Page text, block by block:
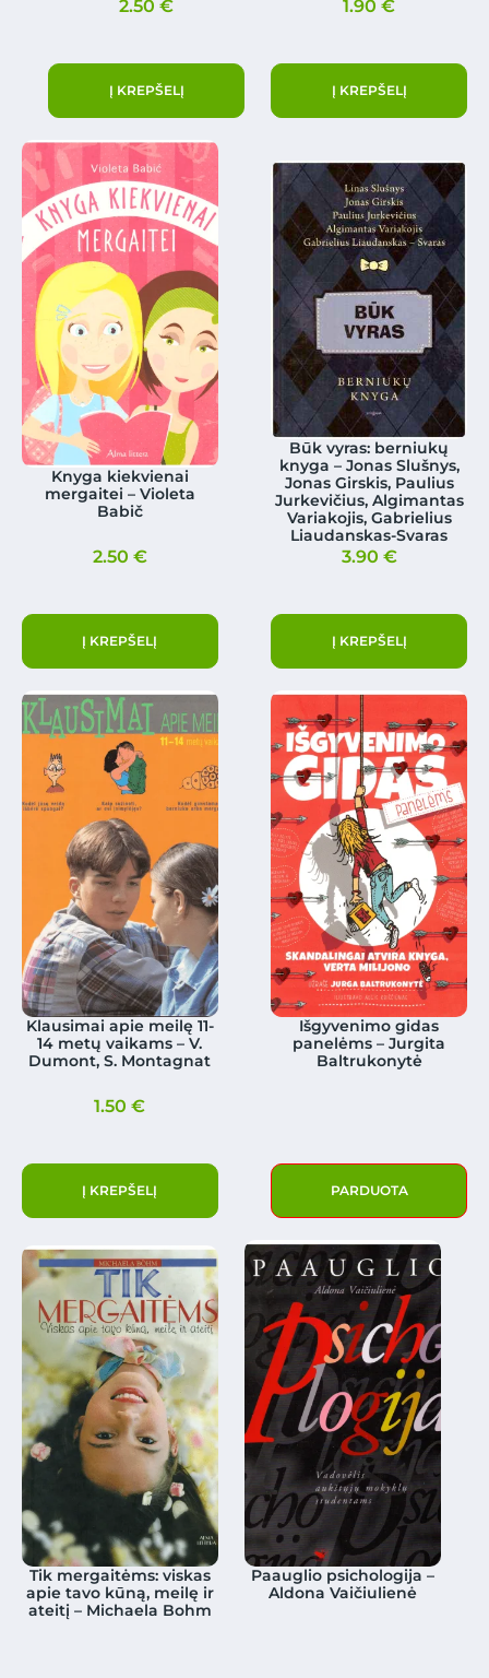
2.50€
Į KREPŠELĮ
1.90€
Į KREPŠELĮ
Knyga kiekvienai
mergaitei – Violeta
Babič
2.50 €
Į KREPŠELĮ
Būk vyras: berniukų
knyga – Jonas Slušnys,
Jonas Girskis, Paulius
Jurkevičius, Algimantas
Variakojis, Gabrielius
Liaudanskas-Svaras
3.90 €
Į KREPŠELĮ
Klausimai apie meilę 11-
14 metų vaikams – V.
Dumont, S. Montagnat
1.50€
Į KREPŠELĮ
Išgyvenimo gidas
panelėms – Jurgita
Baltrukonytė
PARDUOTA
Tik mergaitėms: viskas
apie tavo kūną, meilę ir
ateitį – Michaela Bohm
Paauglio psichologija –
Aldona Vaičiulienė